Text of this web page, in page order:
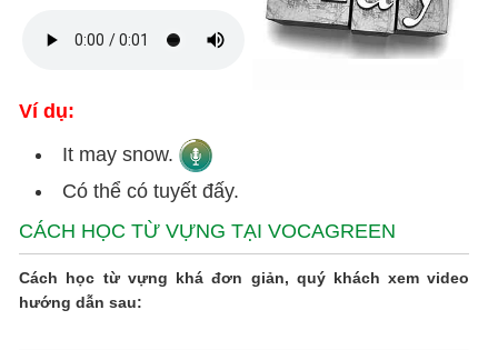
Ví dụ:
It may snow.
Có thể có tuyết đấy.
CÁCH HỌC TỪ VỰNG TẠI VOCAGREEN
Cách học từ vựng khá đơn giản, quý khách xem video
hướng dẫn sau: